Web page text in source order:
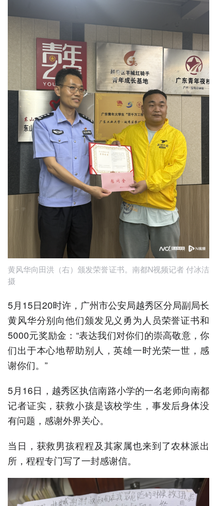
黄风华向田洪（右）颁发荣誉证书。南都N视频记者 付冰洁
摄
5月15日20时许，广州市公安局越秀区分局副局长
黄风华分别向他们颁发见义勇为人员荣誉证书和
5000元奖励金：“表达我们对你们的崇高敬意，你
们出于本心地帮助别人，英雄一时光荣一世，感
谢你们。”
5月16日，越秀区执信南路小学的一名老师向南都
记者证实，获救小孩是该校学生，事发后身体没
有问题，感谢外界关心。
当日，获救男孩程程及其家属也来到了农林派出
所，程程专门写了一封感谢信。